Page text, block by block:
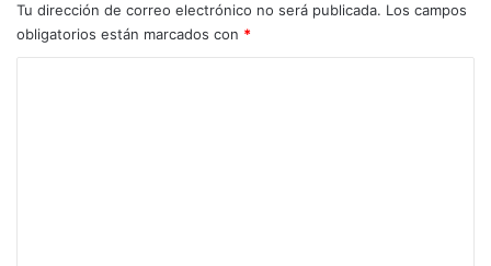
Tu dirección de correo electrónico no será publicada. Los campos
obligatorios están marcados con *